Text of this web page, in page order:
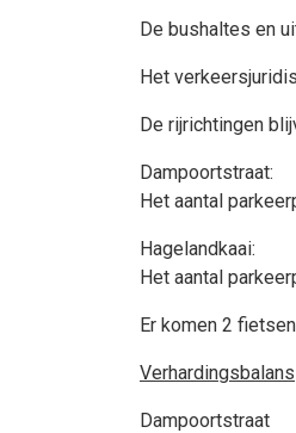
De bushaltes en
Het
De rijrichtingen
Dampoortstraat:
Het aantal
Hagelandkaai:
Het aantal
Er komen 2
Verhardingsbalans
Dampoortstraat